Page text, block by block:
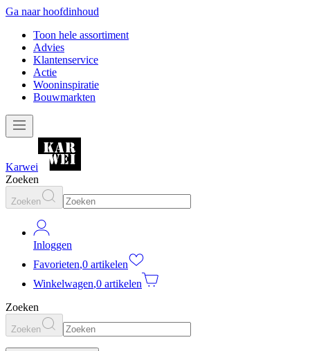
Ga naar hoofdinhoud
Toon hele assortiment
Advies
Klantenservice
Actie
Wooninspiratie
Bouwmarkten
Karwei
Zoeken
Zoeken
Inloggen
Favorieten,0 artikelen
Winkelwagen,0 artikelen
Zoeken
Zoeken